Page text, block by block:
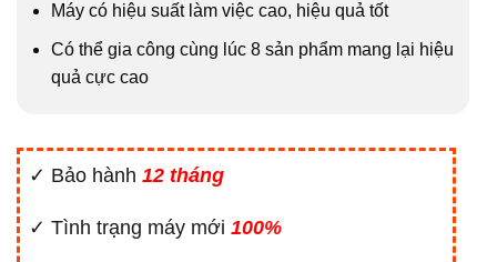
Máy có hiệu suất làm việc cao, hiệu quả tốt
Có thể gia công cùng lúc 8 sản phẩm mang lại hiệu
quả cực cao
✓ Bảo hành 12 tháng
✓ Tình trạng máy mới 100%